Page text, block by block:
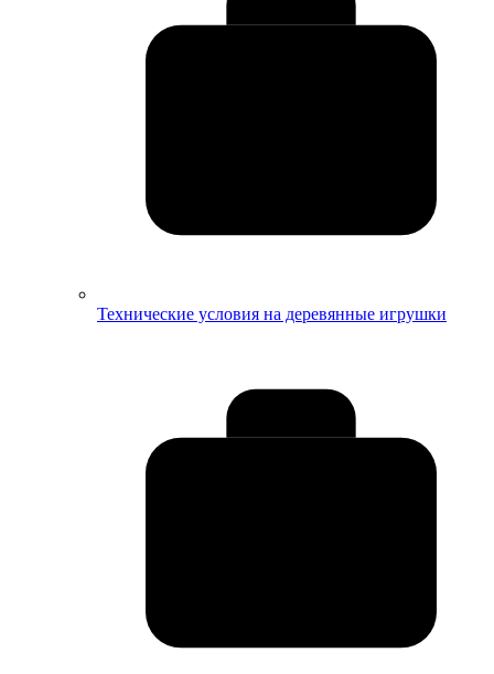
Технические условия на деревянные игрушки